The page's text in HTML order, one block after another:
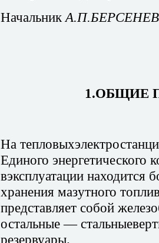
Начальник А.П.БЕРСЕНЕВ
1.ОБЩИЕ
На
Единого энергетического
вэксплуатации находится
хранения мазутного
представляет собой
остальные —
резервуары.